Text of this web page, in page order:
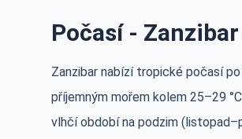
Počasí -
Zanzibar nabízí tropické počasí
příjemným mořem kolem 25–29
vlhčí období na podzim